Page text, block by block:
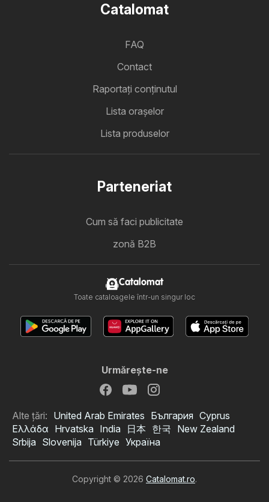
Catalomat
FAQ
Contact
Raportați conținutul
Lista oraşelor
Lista produselor
Parteneriat
Cum să faci publicitate
zonă B2B
Catalomat
Toate cataloagele într-un singur loc
Urmăreşte-ne
Alte țări: United Arab Emirates България Cyprus
Ελλάδα Hrvatska India 日本 한국 New Zealand
Srbija Slovenija Türkiye Україна
Copyright © 2026 Catalomat.ro.